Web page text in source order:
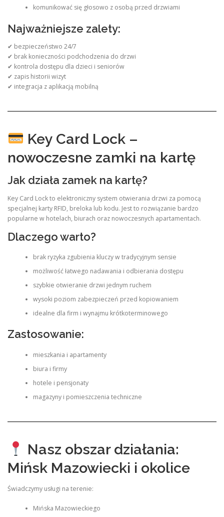
komunikować się głosowo z osobą przed drzwiami
Najważniejsze zalety:
✔ bezpieczeństwo 24/7
✔ brak konieczności podchodzenia do drzwi
✔ kontrola dostępu dla dzieci i seniorów
✔ zapis historii wizyt
✔ integracja z aplikacją mobilną
Key Card Lock –
nowoczesne zamki na kartę
Jak działa zamek na kartę?
Key Card Lock to elektroniczny system otwierania drzwi za pomocą
specjalnej karty RFID, breloka lub kodu. Jest to rozwiązanie bardzo
popularne w hotelach, biurach oraz nowoczesnych apartamentach.
Dlaczego warto?
brak ryzyka zgubienia kluczy w tradycyjnym sensie
możliwość łatwego nadawania i odbierania dostępu
szybkie otwieranie drzwi jednym ruchem
wysoki poziom zabezpieczeń przed kopiowaniem
idealne dla firm i wynajmu krótkoterminowego
Zastosowanie:
mieszkania i apartamenty
biura i firmy
hotele i pensjonaty
magazyny i pomieszczenia techniczne
Nasz obszar działania:
Mińsk Mazowiecki i okolice
Świadczymy usługi na terenie:
Mińska Mazowieckiego